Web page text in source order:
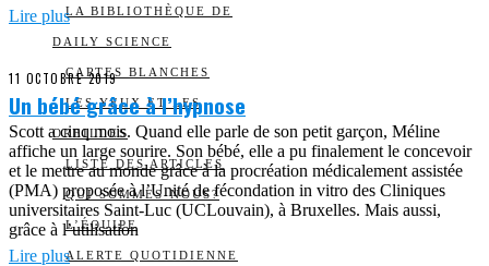
LA BIBLIOTHÈQUE DE
DAILY SCIENCE
CARTES BLANCHES
LES YEUX ET LES
OREILLES
LISTE DES ARTICLES
QUI SOMMES-NOUS?
L’ÉQUIPE
ALERTE QUOTIDIENNE
Lire plus
11 OCTOBRE 2019
Un bébé grâce à l’hypnose
Scott a cinq mois. Quand elle parle de son petit garçon, Méline
affiche un large sourire. Son bébé, elle a pu finalement le concevoir
et le mettre au monde grâce à la procréation médicalement assistée
(PMA) proposée à l’Unité de fécondation in vitro des Cliniques
universitaires Saint-Luc (UCLouvain), à Bruxelles. Mais aussi,
grâce à l’utilisation
Lire plus